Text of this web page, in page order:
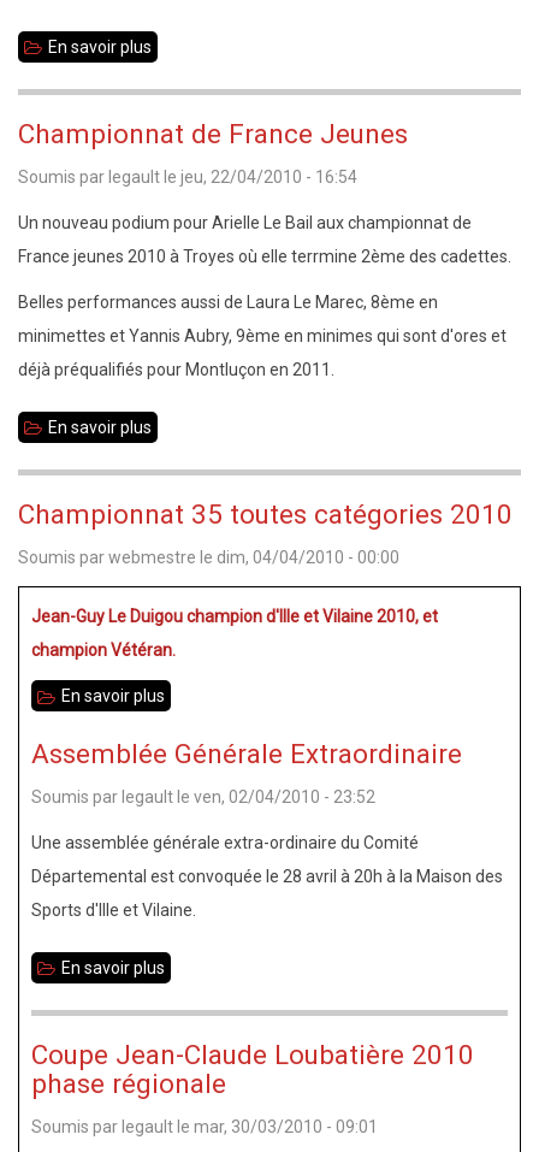
En savoir plus
Guichen
Championnat de France Jeunes
Soumis par legault le jeu, 22/04/2010 - 16:54
Un nouveau podium pour Arielle Le Bail aux championnat de
France jeunes 2010 à Troyes où elle terrmine 2ème des cadettes.
Belles performances aussi de Laura Le Marec, 8ème en
minimettes et Yannis Aubry, 9ème en minimes qui sont d'ores et
déjà préqualifiés pour Montluçon en 2011.
En savoir plus
France
Jeunes
Championnat 35 toutes catégories 2010
Soumis parwebmestre le dim, 04/04/2010 - 00:00
Jean-Guy Le Duigou champion d'Ille et Vilaine 2010, et
champion Vétéran.
En savoir plus
35
toutes
catégories
Assemblée Générale Extraordinaire
Soumis parlegaultle ven, 02/04/2010 - 23:52
Une assemblée générale extra-ordinaire du Comité
Départemental est convoquée le 28 avril à 20h à la Maison des
Sports d'Ille et Vilaine.
En savoir plus
Extraordinaire
Coupe Jean-Claude Loubatière 2010
phase régionale
Soumis par legault le mar, 30/03/2010 - 09:01